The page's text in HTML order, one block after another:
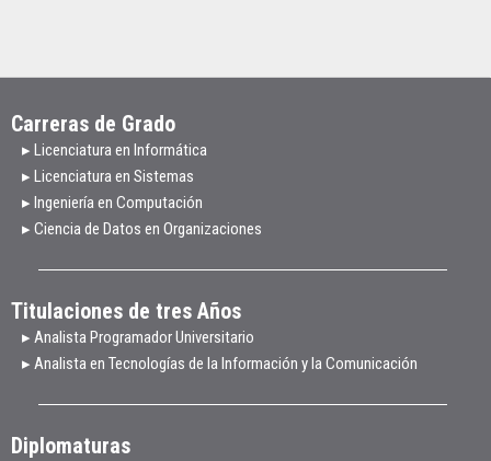
Carreras de Grado
▸ Licenciatura en Informática
▸ Licenciatura en Sistemas
▸ Ingeniería en Computación
▸ Ciencia de Datos en Organizaciones
Titulaciones de tres Años
▸ Analista Programador Universitario
▸ Analista en Tecnologías de la Información y la Comunicación
Diplomaturas